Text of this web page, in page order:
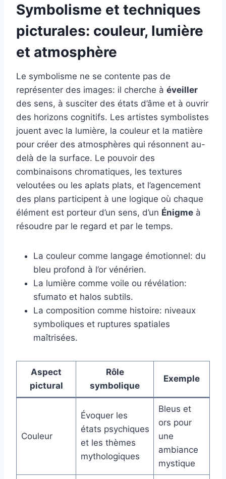
Symbolisme et techniques
picturales: couleur, lumière
et atmosphère
Le symbolisme ne se contente pas de
représenter des images: il cherche à éveiller
des sens, à susciter des états d’âme et à ouvrir
des horizons cognitifs. Les artistes symbolistes
jouent avec la lumière, la couleur et la matière
pour créer des atmosphères qui résonnent au-
delà de la surface. Le pouvoir des
combinaisons chromatiques, les textures
veloutées ou les aplats plats, et l’agencement
des plans participent à une logique où chaque
élément est porteur d’un sens, d’un Énigme à
résoudre par le regard et par le temps.
La couleur comme langage émotionnel: du
bleu profond à l’or vénérien.
La lumière comme voile ou révélation:
sfumato et halos subtils.
La composition comme histoire: niveaux
symboliques et ruptures spatiales
maîtrisées.
Aspect
pictural
Rôle
symbolique
Exemple
Couleur
Évoquer les
états psychiques
et les thèmes
mythologiques
Bleus et
ors pour
une
ambiance
mystique